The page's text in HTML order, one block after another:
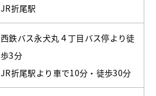
JR折尾駅
西鉄バス永犬丸４丁目バス停より徒
歩3分
JR折尾駅より車で10分・徒歩30分